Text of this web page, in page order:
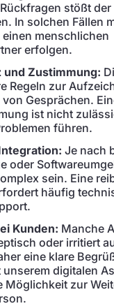
stößt der
In solchen Fällen
einen menschlichen
erfolgen.
und Zustimmung:
Regeln zur
Gesprächen.
ist nicht
führen.
Je nach
oder
sein. Eine
häufig
Kunden: Manche
oder irritiert
eine klare
digitalen
Möglichkeit zur